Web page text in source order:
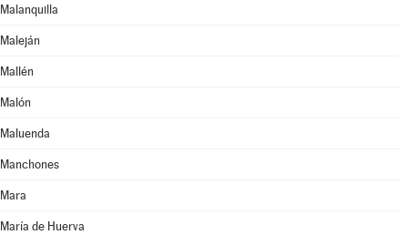
Malanquilla
Maleján
Mallén
Malón
Maluenda
Manchones
Mara
María de Huerva